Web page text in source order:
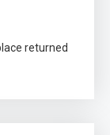
returned